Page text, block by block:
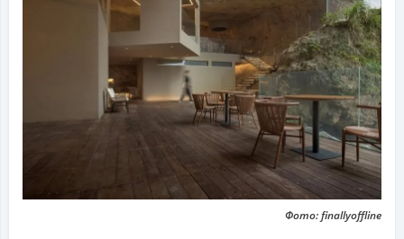
Фото: finallyoffline